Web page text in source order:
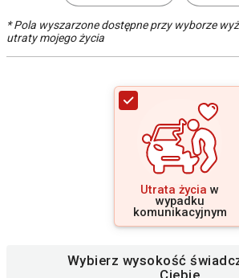
* Pola wyszarzone dostępne przy wyborze
utraty mojego życia
Utrata życia w
wypadku
komunikacyjnym
Wybierz wysokość
Ciebie